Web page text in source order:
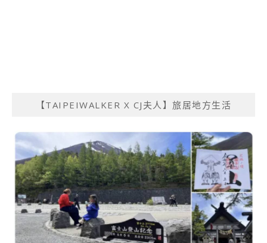
【TAIPEIWALKER X CJ夫人】旅居地方生活